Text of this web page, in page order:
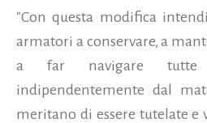
"Con questa modifica
armatori a conservare, a
a far navigare
indipendentemente dal
meritano di essere tutelate e